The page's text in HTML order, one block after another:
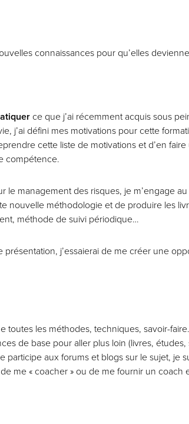
connaissances pour qu’elles
ce que j’ai récemment acquis sous
j’ai défini mes motivations pour cette
cette liste de motivations et d’en
compétence.
le management des risques, je m’engage
nouvelle méthodologie et de produire les
méthode de suivi périodique…
présentation, j’essaierai de me créer une
toutes les méthodes, techniques, savoir-
de base pour aller plus loin (livres,
participe aux forums et blogs sur le sujet, je
me « coacher » ou de me fournir un coach